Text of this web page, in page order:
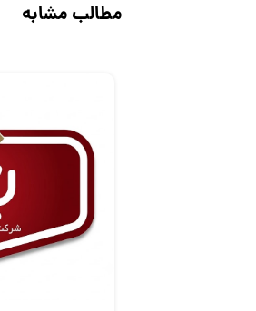
مطالب مشابه